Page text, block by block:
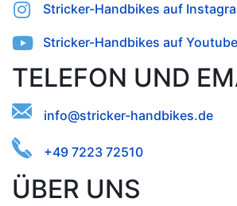
Stricker-Handbikes auf
Stricker-Handbikes auf Youtube
TELEFON UND
iiot.bn-
eesrfdscie@rkdaknh
+49 7223 72510
ÜBER UNS